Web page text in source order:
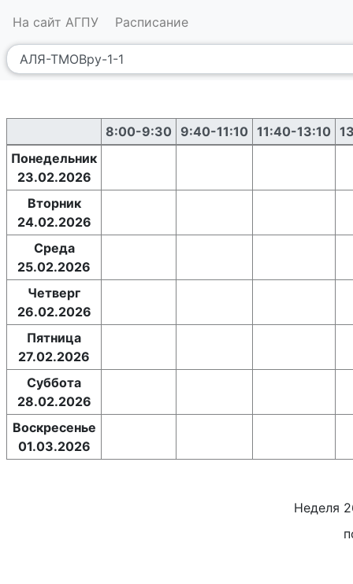
На сайт АГПУ Расписание
8:00-9:30 9:40-11:10 11:40-13:10
Понедельник
23.02.2026
Вторник
24.02.2026
Среда
25.02.2026
Четверг
26.02.2026
Пятница
27.02.2026
Суббота
28.02.2026
Воскресенье
01.03.2026
Неделя